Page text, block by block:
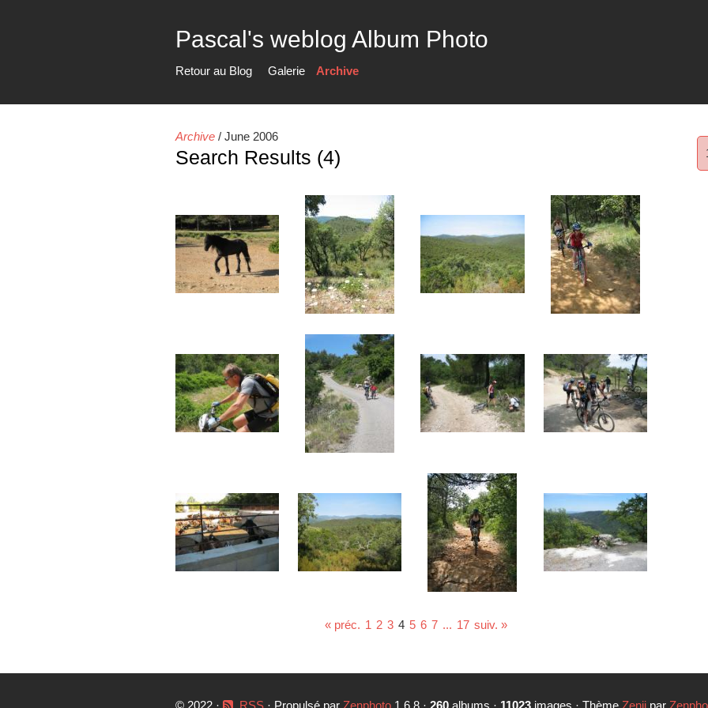
Pascal's weblog Album Photo
Retour au Blog Galerie Archive
Archive / June 2006
Search Results (4)
« préc. 1 2 3 4 5 6 7 ... 17 suiv. »
© 2022 · RSS· Propulsé par Zenphoto 1.6.8 · 260albums · 11023images · Thème Zenjipar